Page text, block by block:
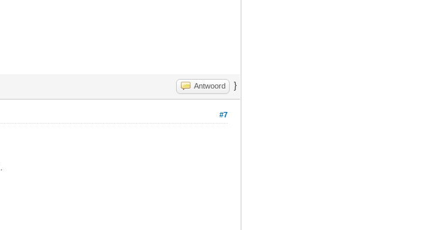
Antwoord }
#7